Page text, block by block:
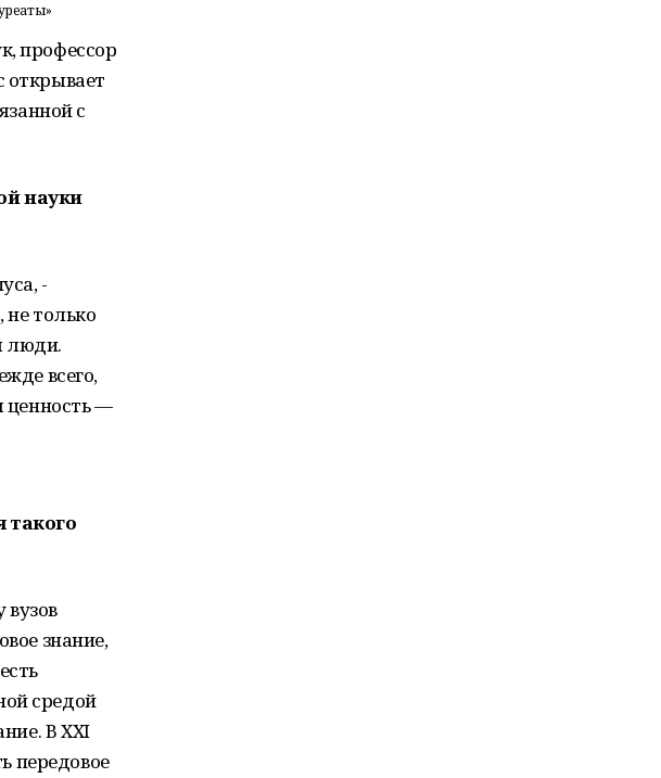
профессор
открывает
с
науки
-
не только
люди.
всего,
ценность —
такого
вузов
знание,
средой
В XXI
передовое